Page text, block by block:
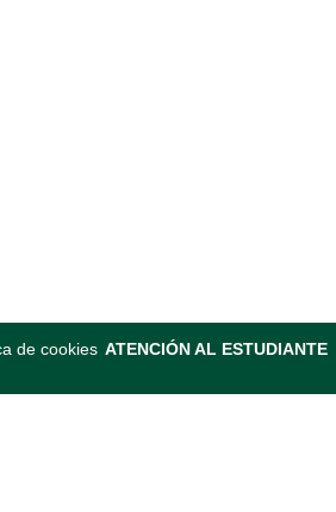
de cookies ATENCIÓN AL ESTUDIANTE